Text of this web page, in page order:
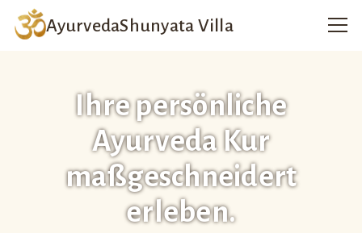
AyurvedaShunyata Villa
Ihre persönliche
Ayurveda Kur
maßgeschneidert
erleben.